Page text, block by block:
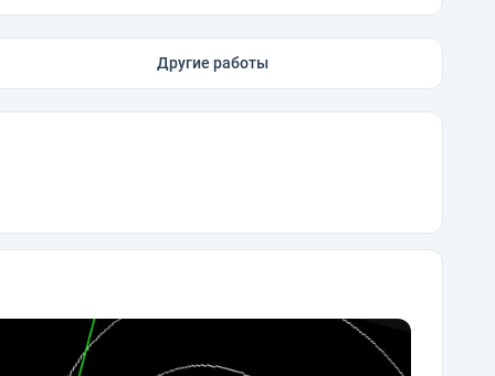
Другие работы